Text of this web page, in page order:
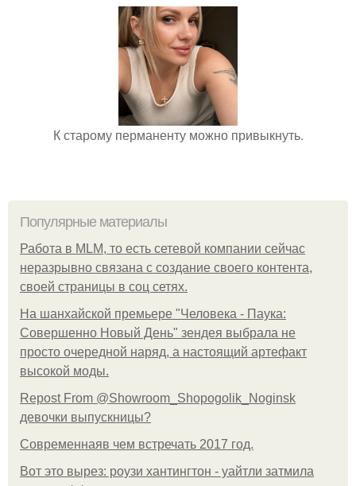
К старому перманенту можно привыкнуть.
Популярные материалы
Работа в MLM, то есть сетевой компании сейчас
неразрывно связана с создание своего контента,
своей страницы в соц сетях.
На шанхайской премьере "Человека - Паука:
Совершенно Новый День" зендея выбрала не
просто очередной наряд, а настоящий артефакт
высокой моды.
Repost From @Showroom_Shopogolik_Noginsk
девочки выпускницы?
Современнаяв чем встречать 2017 год.
Вот это вырез: роузи хантингтон - уайтли затмила